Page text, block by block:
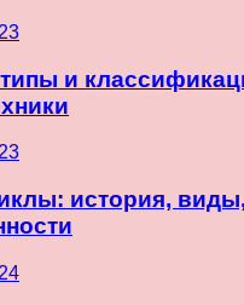
и
история, виды,